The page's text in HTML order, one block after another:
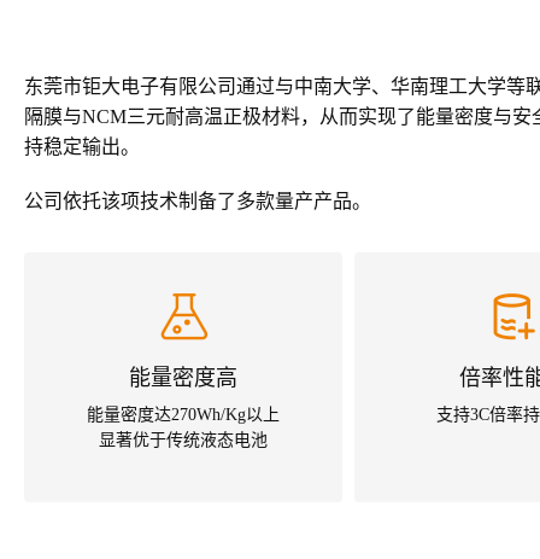
东莞市钜大电子有限公司通过与中南大学、华南理工大学
隔膜与NCM三元耐高温正极材料，从而实现了能量密度与
持稳定输出。
公司依托该项技术制备了多款量产产品。
能量密度高
能量密度达270Wh/Kg以上
显著优于传统液态电池
倍率性
支持3C倍率